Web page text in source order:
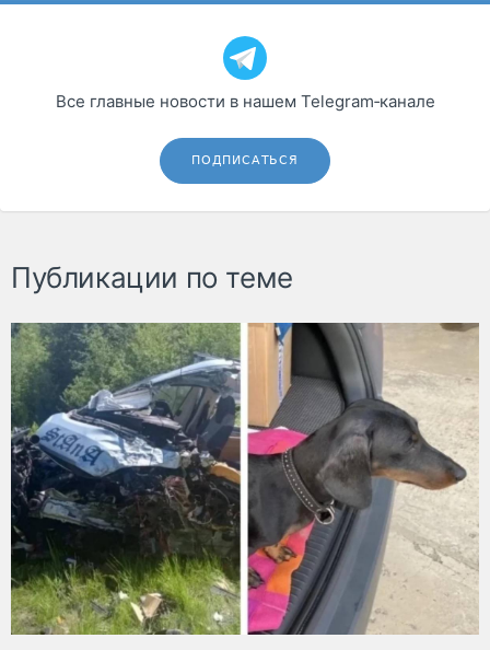
Все главные новости в нашем Telegram‑канале
ПОДПИСАТЬСЯ
Публикации по теме